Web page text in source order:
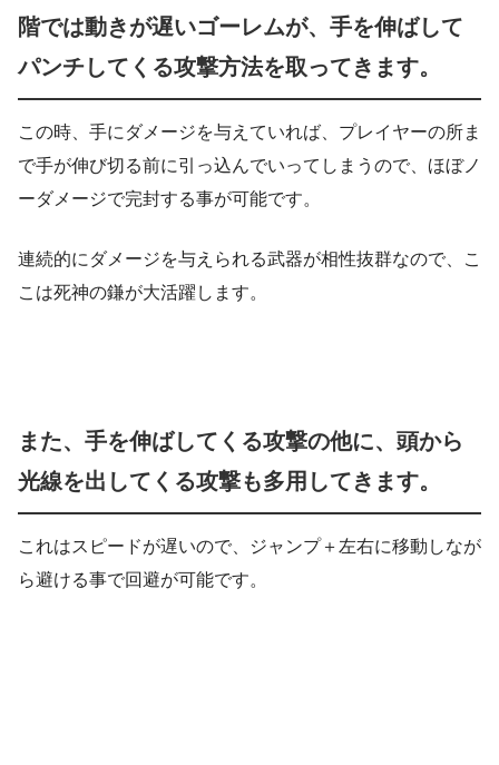
階では動きが遅いゴーレムが、手を伸ばして
パンチしてくる攻撃方法を取ってきます。
この時、手にダメージを与えていれば、プレイヤーの所ま
で手が伸び切る前に引っ込んでいってしまうので、ほぼノ
ーダメージで完封する事が可能です。
連続的にダメージを与えられる武器が相性抜群なので、こ
こは死神の鎌が大活躍します。
また、手を伸ばしてくる攻撃の他に、頭から
光線を出してくる攻撃も多用してきます。
これはスピードが遅いので、ジャンプ＋左右に移動しなが
ら避ける事で回避が可能です。